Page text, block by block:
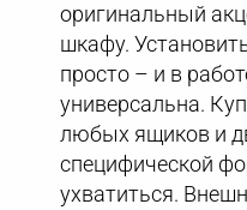
оригинальный
шкафу.
просто – и в
универсальна.
любых ящиков и
специфической
ухватиться.